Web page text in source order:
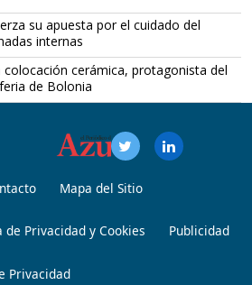
su apuesta por el cuidado del
internas
cerámica, protagonista del
de Bolonia
Mapa del Sitio
de Privacidad y Cookies Publicidad
Privacidad